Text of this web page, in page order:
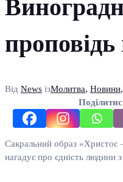
проповідь
Від News ізМолитва, Новини,
Сакральний образ «Христос
нагадує про єдність людини